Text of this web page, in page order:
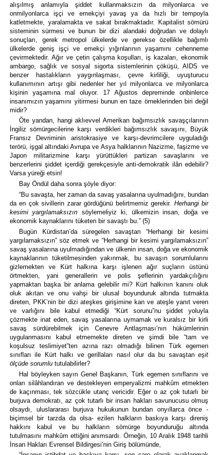
alışılmış anlamıyla şiddet kullanmaksızın da milyonlarca ve
onmilyonlarca işçi ve emekçiyi yavaş ya da hızlı bir tempoyla
katletmekte, yaralamakta ve sakat bırakmaktadır. Kapitalist sömürü
sisteminin sürmesi ve bunun bir dizi alandaki doğrudan ve dolaylı
sonuçları, gerek metropol ülkelerde ve gerekse özellikle bağımlı
ülkelerde geniş işçi ve emekçi yığınlarının yaşamını cehenneme
çevirmektedir. Ağır ve çetin çalışma koşulları, iş kazaları, ekonomik
ambargo, sağlık ve sosyal sigorta sistemlerinin çöküşü, AIDS ve
benzer hastalıkların yaygınlaşması, çevre kirliliği, uyuşturucu
kullanımının artışı gibi nedenler her yıl milyonlarca ve milyonlarca
kişinin yaşamına mal oluyor. 17 Ağustos depreminde onbinlerce
insanımızın yaşamını yitirmesi bunun en taze örneklerinden biri değil
midir?
Öte yandan, hangi aklıevvel Amerikan bağımsızlık savaşçılarının
İngiliz sömürgecilerine karşı verdikleri bağımsızlık savaşını, Büyük
Fransız Devriminin aristokrasiye ve karşı-devrimcilere uyguladığı
terörü, işgal altındaki Avrupa ve Asya halklarının Nazizme, faşizme ve
Japon militarizmine karşı yürüttükleri partizan savaşlarını ve
benzerlerini şiddet içerdiği gerekçesiyle anti-demokratik ilân edebilir?
Varsa yüreği etsin!
Bay Öndül daha sonra şöyle diyor:
“Bu savaşta, her zaman da savaş yasalarına uyulmadığını, bundan
da en çok sivillerin zarar gördüğünü belirtmemiz gerekir. Herhangi bir
kesimi yargılamaksızın söylemeliyiz ki, ülkemizin insan, doğa ve
ekonomik kaynaklarını tüketen bir savaştı bu.” (5)
Bugün Kürdistan’da süregelen savaştan “Herhangi bir kesimi
yargılamaksızın” söz etmek ve “Herhangi bir kesimi yargılamaksızın”
savaş yasalarına uyulmadığından ve ülkenin insan, doğa ve ekonomik
kaynaklarının tüketilmesinden yakınmak, bu savaşın sorumlularını
gizlemekten ve Kürt halkına karşı işlenen ağır suçların üstünü
örtmekten, yani generallerin ve polis şeflerinin yardakçılığını
yapmaktan başka bir anlama gelebilir mi? Kürt halkının kanını oluk
oluk akıtan ve onu vahşi bir ulusal boyunduruk altında tutmakta
direten, PKK’nin bir dizi ateşkes girişimine kan ve ateşle yanıt veren
ve varlığını bile kabul etmediği “Kürt sorunu”nu şiddet yoluyla
çözmekte inat eden, savaş yasalarına uymamak ve kuralsız bir kirli
savaş sürdürebilmek için Cenevre Antlaşması’nın hükümlerinin
uygulanmasını kabul etmemekte direten ve şimdi bile “tam ve
koşulsuz teslimiyet”ten azına razı olmadığı bilinen Türk egemen
sınıfları ile Kürt halkı ve gerillaları nasıl olur da bu savaştan eşit
ölçüde sorumlu tutulabilirler?
Hal böyleyken sayın Genel Başkanın, Türk egemen sınıflarını ve
onları silâhlandıran ve destekleyen emperyalizmi mahkûm etmekten
de kaçınması, tek sözcükle utanç vericidir. Eğer o az çok tutarlı bir
burjuva demokratı, az çok tutarlı bir insan hakları savunucusu olmuş
olsaydı, uluslararası burjuva hukukunun bundan onyıllarca önce -
biçimsel bir tarzda da olsa- ezilen halkların baskıya karşı direniş
hakkını kabul ve bu halkların sömürge boyunduruğu altında
tutulmasını mahkûm ettiğini anımsardı. Örneğin, 10 Aralık 1948 tarihli
İnsan Hakları Evrensel Bildirgesi’nin Giriş bölümünde,